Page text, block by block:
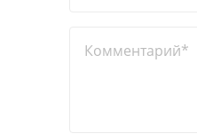
Комментарий*